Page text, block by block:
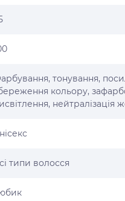
тонування,
кольору,
нейтралізація
типи волосся